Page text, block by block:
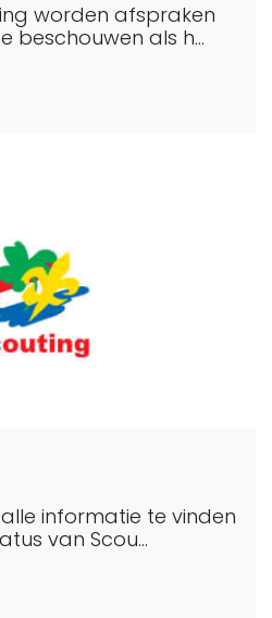
worden afspraken
beschouwen als h...
informatie te vinden
van Scou...